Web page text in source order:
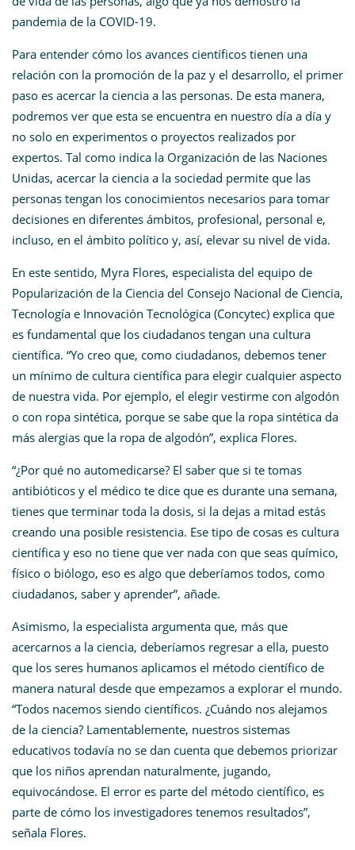
pandemia de la COVID-19.
Para entender cómo los avances científicos tienen una
relación con la promoción de la paz y el desarrollo, el primer
paso es acercar la ciencia a las personas. De esta manera,
podremos ver que esta se encuentra en nuestro día a día y
no solo en experimentos o proyectos realizados por
expertos. Tal como indica la Organización de las Naciones
Unidas, acercar la ciencia a la sociedad permite que las
personas tengan los conocimientos necesarios para tomar
decisiones en diferentes ámbitos, profesional, personal e,
incluso, en el ámbito político y, así, elevar su nivel de vida.
En este sentido, Myra Flores, especialista del equipo de
Popularización de la Ciencia del Consejo Nacional de Ciencia,
Tecnología e Innovación Tecnológica (Concytec) explica que
es fundamental que los ciudadanos tengan una cultura
científica. “Yo creo que, como ciudadanos, debemos tener
un mínimo de cultura científica para elegir cualquier aspecto
de nuestra vida. Por ejemplo, el elegir vestirme con algodón
o con ropa sintética, porque se sabe que la ropa sintética da
más alergias que la ropa de algodón”, explica Flores.
“¿Por qué no automedicarse? El saber que si te tomas
antibióticos y el médico te dice que es durante una semana,
tienes que terminar toda la dosis, si la dejas a mitad estás
creando una posible resistencia. Ese tipo de cosas es cultura
científica y eso no tiene que ver nada con que seas químico,
físico o biólogo, eso es algo que deberíamos todos, como
ciudadanos, saber y aprender”, añade.
Asimismo, la especialista argumenta que, más que
acercarnos a la ciencia, deberíamos regresar a ella, puesto
que los seres humanos aplicamos el método científico de
manera natural desde que empezamos a explorar el mundo.
“Todos nacemos siendo científicos. ¿Cuándo nos alejamos
de la ciencia? Lamentablemente, nuestros sistemas
educativos todavía no se dan cuenta que debemos priorizar
que los niños aprendan naturalmente, jugando,
equivocándose. El error es parte del método científico, es
parte de cómo los investigadores tenemos resultados”,
señala Flores.